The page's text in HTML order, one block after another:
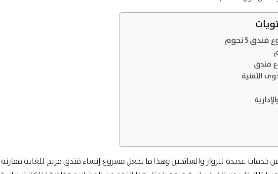
5 نجوم
فندق
التقنية
خدمات عديدة للزوار والسائحين وهذا ما يجعل مشروع إنشاء فندق مربح للغاية مقارنة